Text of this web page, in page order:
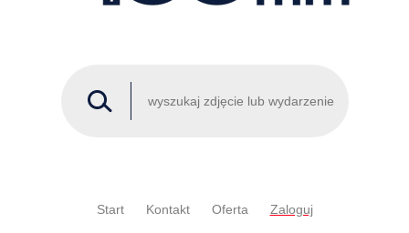
Start Kontakt Oferta Zaloguj